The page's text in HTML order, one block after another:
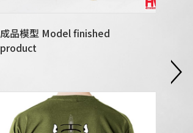
成品模型 Model finished
product